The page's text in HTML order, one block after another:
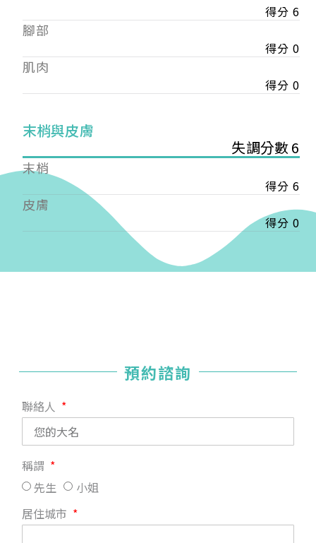
得分 6
腳部
得分 0
肌肉
得分 0
末梢與皮膚
失調分數 6
末梢
得分 6
皮膚
得分 0
預約諮詢
聯絡人
稱謂
先生
小姐
居住城市
【會費】
入會費新臺幣1200元，於會員入會時繳納；常年會
費1200元，於每年度繳納。
入會費新臺幣3000元，於會員入會時繳納；常年會
費3000元，於每年度繳納。
戶名: 社團法人台灣自律神經健康培訓暨發展協會
帳號: 003-03-501566-2
銀行: (013) 國泰世華 南京東路分行